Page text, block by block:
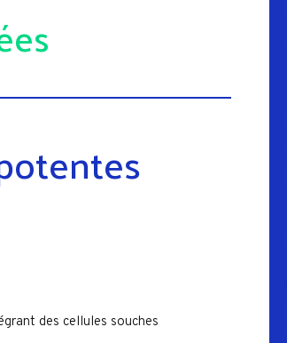
des cellules souches